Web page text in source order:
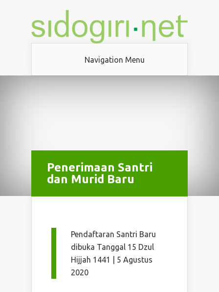
Navigation Menu
Penerimaan Santri
dan Murid Baru
Pendaftaran Santri Baru
dibuka Tanggal 15 Dzul
Hijjah 1441 | 5 Agustus
2020